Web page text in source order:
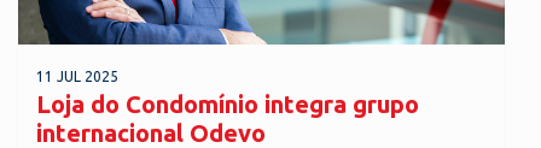
11 JUL 2025
Loja do Condomínio integra grupo
internacional Odevo